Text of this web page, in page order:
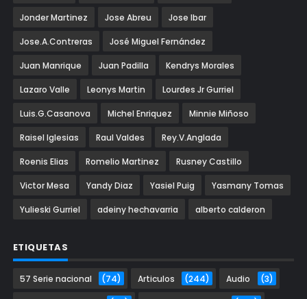
Jonder Martinez Jose Abreu Jose Ibar
Jose.A.Contreras José Miguel Fernández
Juan Manrique Juan Padilla Kendrys Morales
Lazaro Valle Leonys Martin Lourdes Jr Gurriel
Luis.G.Casanova Michel Enriquez Minnie Miñoso
Raisel Iglesias Raul Valdes Rey.V.Anglada
Roenis Elias Romelio Martinez Rusney Castillo
Victor Mesa Yandy Diaz Yasiel Puig Yasmany Tomas
Yulieski Gurriel adeiny hechavarria alberto calderon
ETIQUETAS
57 Serie nacional (74) Articulos (244) Audio (3)